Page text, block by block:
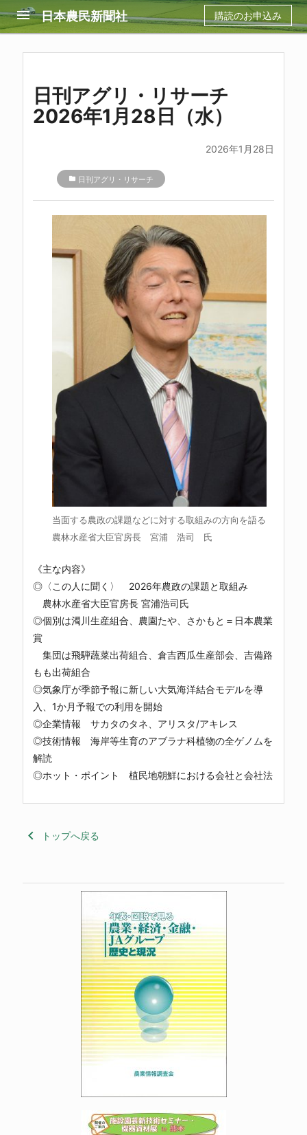
menu 日本農民新聞社 購読のお申込み
日刊アグリ・リサーチ
2026年1月28日（水）
2026年1月28日
folder 日刊アグリ・リサーチ
当面する農政の課題などに対する取組みの方向を語る
農林水産省大臣官房長 宮浦 浩司 氏
《主な内容》
◎〈この人に聞く〉 2026年農政の課題と取組み
農林水産省大臣官房長 宮浦浩司氏
◎個別は濁川生産組合、農園たや、さかもと＝日本農業
賞
集団は飛騨蔬菜出荷組合、倉吉西瓜生産部会、吉備路
もも出荷組合
◎気象庁が季節予報に新しい大気海洋結合モデルを導
入、1か月予報での利用を開始
◎企業情報 サカタのタネ、アリスタ/アキレス
◎技術情報 海岸等生育のアブラナ科植物の全ゲノムを
解読
◎ホット・ポイント 植民地朝鮮における会社と会社法
keyboard_arrow_left トップへ戻る